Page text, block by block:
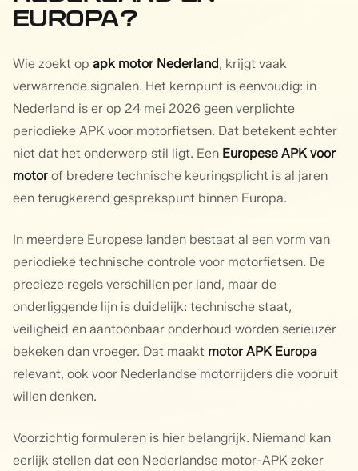
EUROPA?
Wie zoekt op apk motor Nederland, krijgt vaak
verwarrende signalen. Het kernpunt is eenvoudig: in
Nederland is er op 24 mei 2026 geen verplichte
periodieke APK voor motorfietsen. Dat betekent echter
niet dat het onderwerp stil ligt. Een Europese APK voor
motor of bredere technische keuringsplicht is al jaren
een terugkerend gesprekspunt binnen Europa.
In meerdere Europese landen bestaat al een vorm van
periodieke technische controle voor motorfietsen. De
precieze regels verschillen per land, maar de
onderliggende lijn is duidelijk: technische staat,
veiligheid en aantoonbaar onderhoud worden serieuzer
bekeken dan vroeger. Dat maakt motor APK Europa
relevant, ook voor Nederlandse motorrijders die vooruit
willen denken.
Voorzichtig formuleren is hier belangrijk. Niemand kan
eerlijk stellen dat een Nederlandse motor-APK zeker